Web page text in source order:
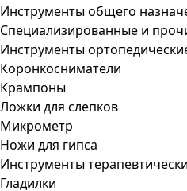
Инструменты общего
Специализированные и
Инструменты
Коронкосниматели
Крампоны
Ложки для слепков
Микрометр
Ножи для гипса
Инструменты
Гладилки